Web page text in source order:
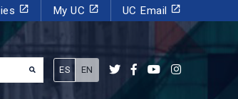
launch My UC launch UC Email launch
ES EN